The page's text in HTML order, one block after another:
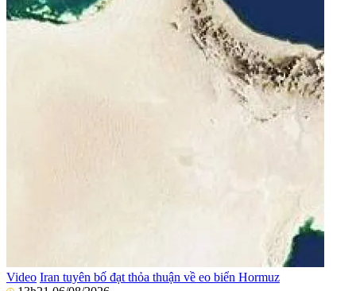
Video Iran tuyên bố đạt thỏa thuận về eo biển Hormuz